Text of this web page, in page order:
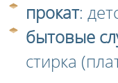
прокат:
бытовые
стирка